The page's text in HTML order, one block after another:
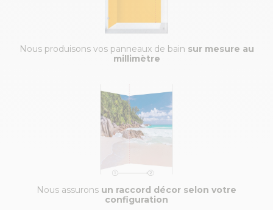
Nous produisons vos panneaux de bain sur mesure au
millimètre
Nous assurons un raccord décor selon votre
configuration